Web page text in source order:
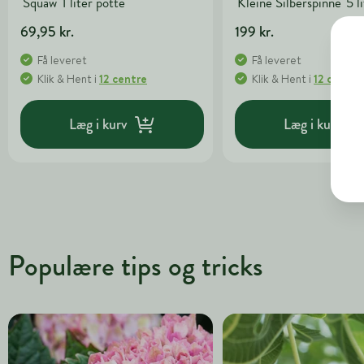
69,95 kr.
Få leveret
Klik & Hent i 12 centre
Læg i kurv
199 kr.
Få leveret
Klik & Hent i12 centre
Læg i kurv
Populære tips og tricks